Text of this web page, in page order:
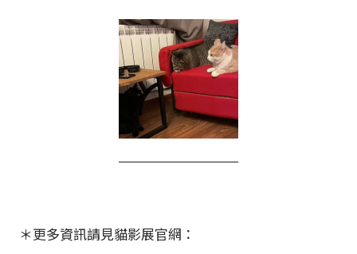
＊更多資訊請見貓影展官網：